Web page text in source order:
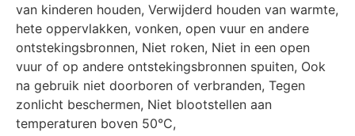
van kinderen houden, Verwijderd houden van warmte,
hete oppervlakken, vonken, open vuur en andere
ontstekingsbronnen, Niet roken, Niet in een open
vuur of op andere ontstekingsbronnen spuiten, Ook
na gebruik niet doorboren of verbranden, Tegen
zonlicht beschermen, Niet blootstellen aan
temperaturen boven 50°C,